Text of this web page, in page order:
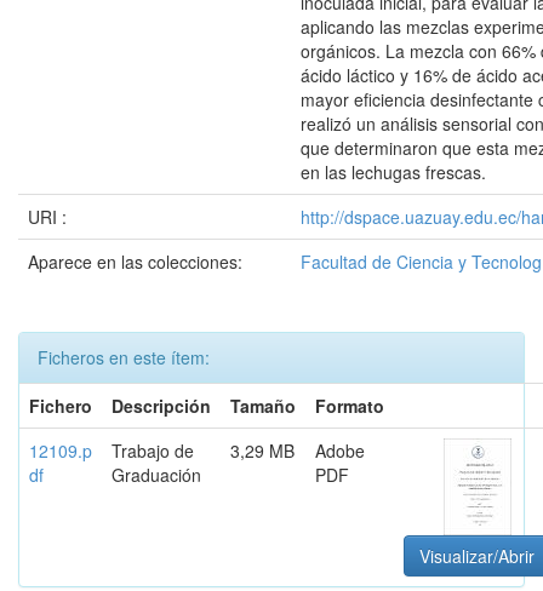
aplicando las mezclas
orgánicos. La mezcla con
ácido láctico y 16% de ácido
mayor eficiencia desinfectante
realizó un análisis sensorial
que determinaron que esta
en las lechugas frescas.
URI :
http://dspace.uazuay.edu.ec/
Aparece en las colecciones:
Facultad de Ciencia y
Ficheros en este ítem:
Fichero
Descripción Tamaño
Formato
12109.p
df
Trabajo de
Graduación
3,29 MB
Adobe
PDF
Visualizar/Abrir